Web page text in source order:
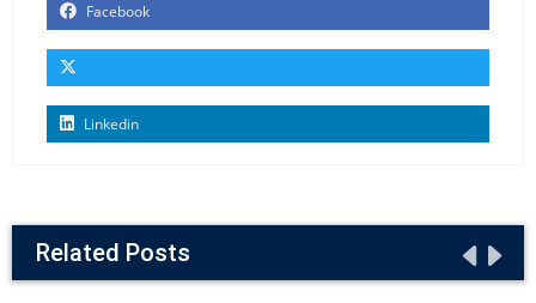
Facebook
Linkedin
Related Posts